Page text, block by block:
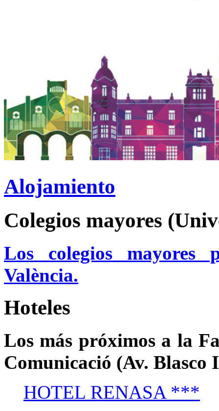
Alojamiento
Colegios mayores
Los colegios
València.
Hoteles
Los más próximos a la
Comunicació (Av. Blasco
HOTEL RENASA ***